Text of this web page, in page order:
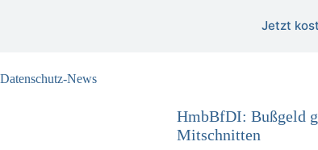
Jetzt
Datenschutz-News
HmbBfDI: Bußgeld
Mitschnitten